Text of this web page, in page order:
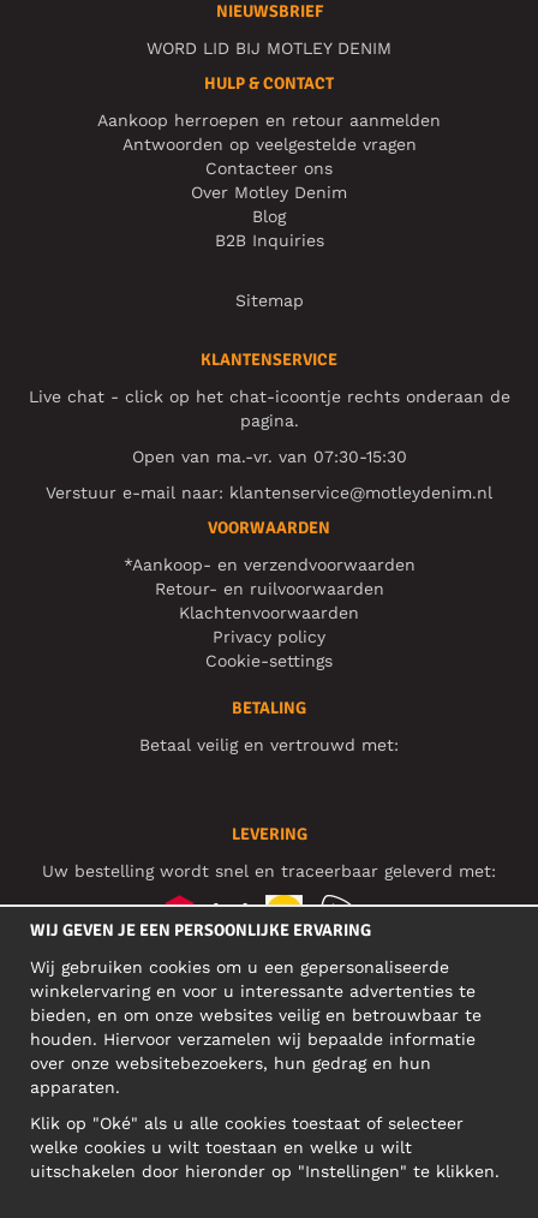
NIEUWSBRIEF
WORD LID BIJ MOTLEY DENIM
HULP & CONTACT
Aankoop herroepen en retour aanmelden
Antwoorden op veelgestelde vragen
Contacteer ons
Over Motley Denim
Blog
B2B Inquiries
Sitemap
KLANTENSERVICE
Live chat - click op het chat-icoontje rechts onderaan de
pagina.
Open van ma.-vr. van 07:30-15:30
Verstuur e-mail naar: klantenservice@motleydenim.nl
VOORWAARDEN
*Aankoop- en verzendvoorwaarden
Retour- en ruilvoorwaarden
Klachtenvoorwaarden
Privacy policy
Cookie-settings
BETALING
Betaal veilig en vertrouwd met:
LEVERING
Uw bestelling wordt snel en traceerbaar geleverd met:
SOCIAL MEDIA
BEDRIJFSADRES
Narva mnt 5, EE-10117 Tallinn
Reg: 12356245
WIJ GEVEN JE EEN PERSOONLIJKE ERVARING
Wij gebruiken cookies om u een gepersonaliseerde
winkelervaring en voor u interessante advertenties te
bieden, en om onze websites veilig en betrouwbaar te
houden. Hiervoor verzamelen wij bepaalde informatie
over onze websitebezoekers, hun gedrag en hun
apparaten.
Klik op "Oké" als u alle cookies toestaat of selecteer
welke cookies u wilt toestaan en welke u wilt
uitschakelen door hieronder op "Instellingen" te klikken.